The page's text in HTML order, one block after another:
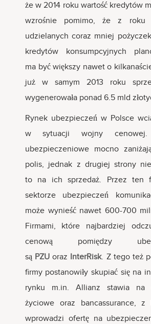
że w 2014 roku wartość kredytów
wzrośnie pomimo, że z
udzielanych coraz mniej
kredytów konsumpcyjnych
ma być większy nawet o
już w samym 2013 roku
wygenerowała ponad 6.5 mld
Rynek ubezpieczeń w Polsce
w sytuacji wojny cenowej.
ubezpieczeniowe mocno
polis, jednak z drugiej strony nie
to na ich sprzedaż. Przez ten
sektorze ubezpieczeń
może wynieść nawet 600-700
Firmami, które najbardziej
cenową pomiędzy
są PZU oraz InterRisk. Z tego też
firmy postanowiły skupiać się na
rynku m.in. Allianz stawia na
życiowe oraz bancassurance, z
wprowadzi ofertę na